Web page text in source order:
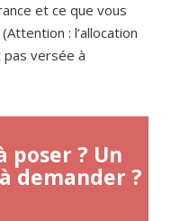
et ce que vous
: l’allocation
pas versée à
poser ? Un
demander ?